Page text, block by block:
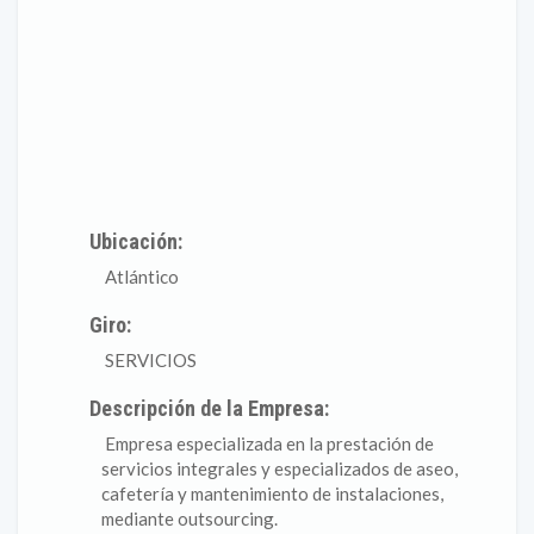
Ubicación:
Atlántico
Giro:
SERVICIOS
Descripción de la Empresa:
Empresa especializada en la prestación de
servicios integrales y especializados de aseo,
cafetería y mantenimiento de instalaciones,
mediante outsourcing.